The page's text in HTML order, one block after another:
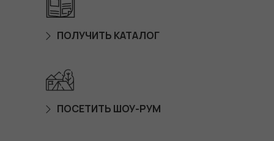
ПОЛУЧИТЬ КАТАЛОГ
ПОСЕТИТЬ ШОУ-РУМ